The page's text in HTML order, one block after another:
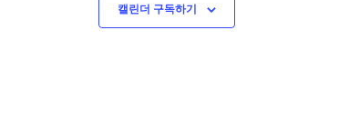
캘린더 구독하기